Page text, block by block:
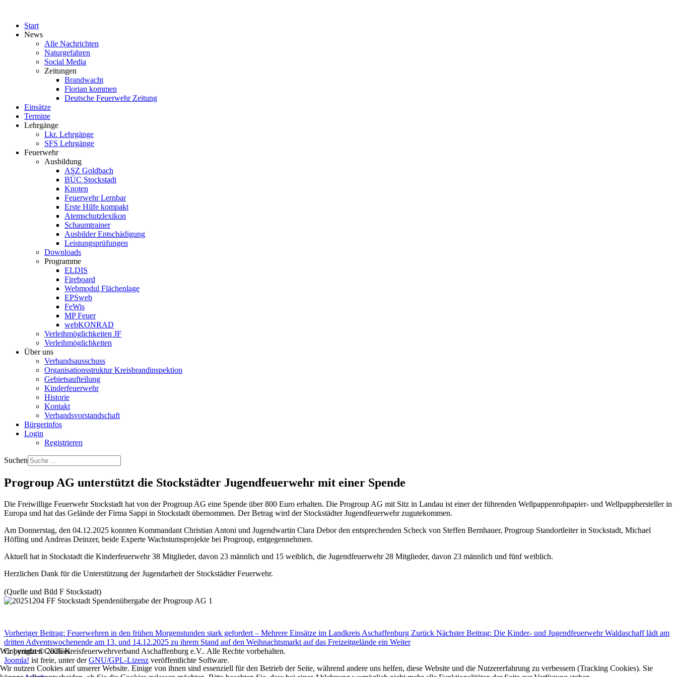
Start
News
Alle Nachrichten
Naturgefahren
Social Media
Zeitungen
Brandwacht
Florian kommen
Deutsche Feuerwehr Zeitung
Einsätze
Termine
Lehrgänge
Lkr. Lehrgänge
SFS Lehrgänge
Feuerwehr
Ausbildung
ASZ Goldbach
BÜC Stockstadt
Knoten
Feuerwehr Lernbar
Erste Hilfe kompakt
Atemschutzlexikon
Schaumtrainer
Ausbilder Entschädigung
Leistungsprüfungen
Downloads
Programme
ELDIS
Fireboard
Webmodul Flächenlage
EPSweb
FeWis
MP Feuer
webKONRAD
Verleihmöglichkeiten JF
Verleihmöglichkeiten
Über uns
Verbandsausschuss
Organisationsstruktur Kreisbrandinspektion
Gebietsaufteilung
Kinderfeuerwehr
Historie
Kontakt
Verbandsvorstandschaft
Bürgerinfos
Login
Registrieren
Suchen
Progroup AG unterstützt die Stockstädter Jugendfeuerwehr mit einer Spende
Die Freiwillige Feuerwehr Stockstadt hat von der Progroup AG eine Spende über 800 Euro erhalten. Die Progroup AG mit Sitz in Landau ist einer der führenden Wellpappenrohpapier- und Wellpapphersteller in
Europa und hat das Gelände der Firma Sappi in Stockstadt übernommen. Der Betrag wird der Stockstädter Jugendfeuerwehr zugutekommen.
Am Donnerstag, den 04.12.2025 konnten Kommandant Christian Antoni und Jugendwartin Clara Debor den entsprechenden Scheck von Steffen Bernhauer, Progroup Standortleiter in Stockstadt, Michael
Höfling und Andreas Deinzer, beide Experte Wachstumsprojekte bei Progroup, entgegennehmen.
Aktuell hat in Stockstadt die Kinderfeuerwehr 38 Mitglieder, davon 23 männlich und 15 weiblich, die Jugendfeuerwehr 28 Mitglieder, davon 23 männlich und fünf weiblich.
Herzlichen Dank für die Unterstützung der Jugendarbeit der Stockstädter Feuerwehr.
(Quelle und Bild F Stockstadt)
Vorheriger Beitrag: Feuerwehren in den frühen Morgenstunden stark gefordert – Mehrere Einsätze im Landkreis Aschaffenburg Zurück Nächster Beitrag: Die Kinder- und Jugendfeuerwehr Waldaschaff lädt am
dritten Adventswochenende am 13. und 14.12.2025 zu ihrem Stand auf den Weihnachtsmarkt auf das Freizeitgelände ein Weiter
Copyright © 2026 Kreisfeuerwehrverband Aschaffenburg e.V.. Alle Rechte vorbehalten.
Joomla! ist freie, unter derGNU/GPL-Lizenz veröffentlichte Software.
Wir benutzen Cookies
Wir nutzen Cookies auf unserer Website. Einige von ihnen sind essenziell für den Betrieb der Seite, während andere uns helfen, diese Website und die Nutzererfahrung zu verbessern (Tracking Cookies). Sie